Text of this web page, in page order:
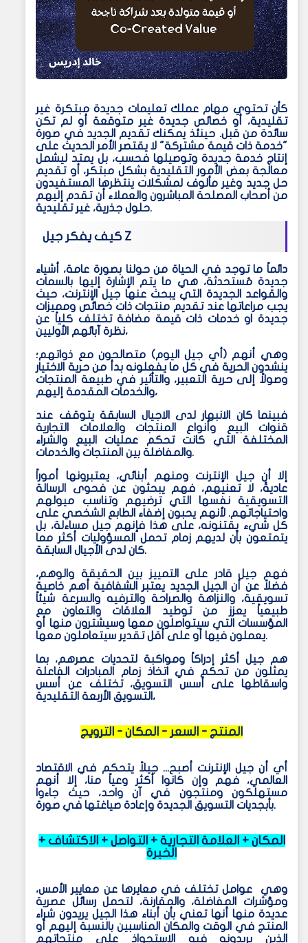
كأن تحتوي مهام عملك تعليمات جديدة مبتكرة غير
تقليدية، أو خصائص جديدة غير متوقعة أو لم تكن
سائدة من قبل. حينئذ يمكنك تقديم الجديد في صورة
"خدمة ذات قيمة مشتركة" لا يقتصر الأمر الحديث على
إنتاج خدمة جديدة وتوصيلها فحسب، بل يمتد ليشمل
معالجة بعض الأمور التقليدية بشكل مبتكر، أو تقديم
حل جديد وغير مألوف لمشكلات ينتظرها المستفيدون
من أصحاب المصلحة المباشرون والعملاء أن تقدم إليهم
حلول جذرية، غير تقليدية.
كيف يفكر جيل Z
دائماً ما توجد في الحياة من حولنا بصورة عامة، أشياء
جديدة مُستحدثة، هي ما يتم الإشارة إليها بالسمات
والقواعد الجديدة التي يبحث عنها جيل الإنترنت، حيث
يجب مراعاتها عند تقديم منتجات ذات خصائص ومميزات
جديدة او خدمات ذات قيمة مضافة تختلف كلياً عن
نظرة آبائهم الأوليين،
وهي أنهم (أي جيل اليوم) متصالحون مع ذواتهم؛
ينشدون الحرية في كل ما يفعلونه بدأ من حرية الاختيار
وصولاً إلى حرية التعبير، والتأثير في طبيعة المنتجات
والخدمات المقدمة إليهم،
فبينما كان الانبهار لدى الاجيال السابقة يتوقف عند
قنوات البيع وأنواع المنتجات والعلامات التجارية
المختلفة التي كانت تحكم عمليات البيع والشراء
والمفاضلة بين المنتجات والخدمات.
إلا أن جيل الإنترنت ومنهم أبنائي، يعتبرونها أموراً
عاديةً، لا تعنيهم، فهم يبحثون عن فحوى الرسالة
التسويقية نفسها التي ترضيهم وتناسب ميولهم
واحتياجاتهم. لأنهم يحبون إضفاء الطابع الشخصي على
كل شيء يقتنونه، على هذا فإنهم جيل مساءلة، بل
يتمتعون بأن لديهم زمام تحمل المسؤوليات أكثر مما
كان لدى الأجيال السابقة.
فهم جيل قادر على التمييز بين الحقيقة والوهم،
فضلاً عن أن الجيل الجديد يعتبر الشفافية أهم خاصية
تسويقية، والنزاهة والصراحة والترفيه والسرعة شيئاً
طبيعياً يعزز من توطيد العلاقات والتعاون مع
المؤسسات التي سيتواصلون معها وسيشترون منها أو
يعملون فيها أو على أقل تقدير سيتعاملون معها.
هم جيل أكثر إدراكاً ومواكبة لتحديات عصرهم، بما
يمثلون من تحكم في اتخاذ زمام المبادرات الفاعلة
واسقاطها على أسس التسويق، تختلف عن أسس
التسويق الأربعة التقليدية،
المنتج - السعر - المكان - الترويج
أي أن جيل الإنترنت أصبح... جيلاً يتحكم في الاقتصاد
العالمي، فهم وإن كانوا أكثر وعياً منا، إلا أنهم
مستهلكون ومنتجون في آن واحد، حيث جاءوا
بأبجديات التسويق الجديدة وإعادة صياغتها في صورة.
المكان + العلامة التجارية + التواصل + الاكتشاف +
الخبرة
وهي عوامل تختلف في معايرها عن معايير الأمس،
ومؤشرات المفاضلة، والمقارنة، لتحمل رسائل عصرية
عديدة منها أنها تعني بأن أبناء هذا الجيل يريدون شراء
المنتج في الوقت والمكان المناسبين بالنسبة إليهم أو
الذين يريدونه فيه الاستحواذ على منتجاتهم